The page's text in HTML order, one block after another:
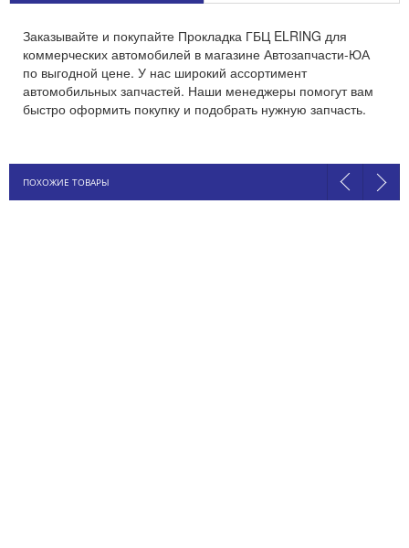
Заказывайте и покупайте Прокладка ГБЦ ELRING для
коммерческих автомобилей в магазине Автозапчасти-ЮА
по выгодной цене. У нас широкий ассортимент
автомобильных запчастей. Наши менеджеры помогут вам
быстро оформить покупку и подобрать нужную запчасть.
ПОХОЖИЕ ТОВАРЫ